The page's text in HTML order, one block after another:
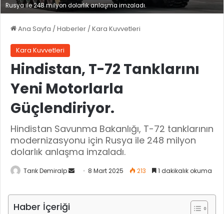
Rusya ile 248 milyon dolarlık anlaşma imzaladı.
Ana Sayfa / Haberler / Kara Kuvvetleri
Kara Kuvvetleri
Hindistan, T-72 Tanklarını
Yeni Motorlarla
Güçlendiriyor.
Hindistan Savunma Bakanlığı, T-72 tanklarının
modernizasyonu için Rusya ile 248 milyon
dolarlık anlaşma imzaladı.
Tarık Demiralp
r
8 Mart 2025 213 1 dakikalık okuma
Haber İçeriği